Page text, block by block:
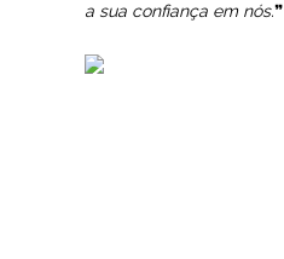
a sua confiança em nós.❞